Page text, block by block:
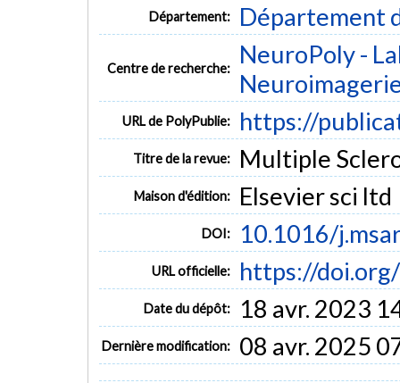
Département: Département
Centre de recherche:
NeuroPoly -
URL de PolyPublie: https://
Titre de la revue: Multiple
Maison d'édition: Elsevier sci ltd
DOI: 10.1016/
URL officielle: https://
Date du dépôt: 18 avr. 2023
Dernière modification: 08 avr. 2025